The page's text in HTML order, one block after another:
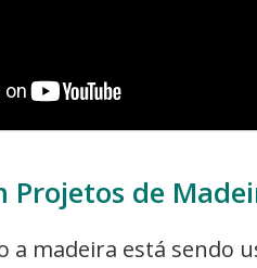
Projetos de
a madeira está